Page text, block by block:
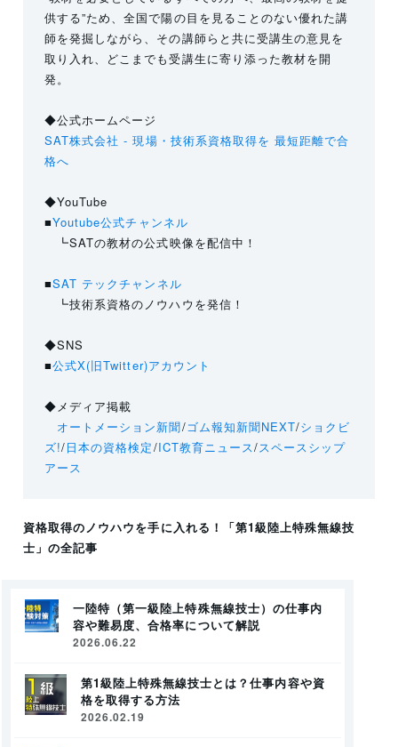
供する”ため、全国で陽の目を見ることのない優れた講
師を発掘しながら、その講師らと共に受講生の意見を
取り入れ、どこまでも受講生に寄り添った教材を開
発。
◆公式ホームページ
SAT株式会社 - 現場・技術系資格取得を 最短距離で合
格へ
◆YouTube
■Youtube公式チャンネル
┗SATの教材の公式映像を配信中！
■SAT テックチャンネル
┗技術系資格のノウハウを発信！
◆SNS
■公式X(旧Twitter)アカウント
◆メディア掲載
オートメーション新聞/ゴム報知新聞NEXT/ショクビ
ズ!/日本の資格検定/ICT教育ニュース/スペースシップ
アース
資格取得のノウハウを手に入れる！
「第1級陸上特殊無線技
士」の全記事
一陸特（第一級陸上特殊無線技士）の仕事内
容や難易度、合格率について解説
2026.06.22
第1級陸上特殊無線技士とは？仕事内容や資
格を取得する方法
2026.02.19